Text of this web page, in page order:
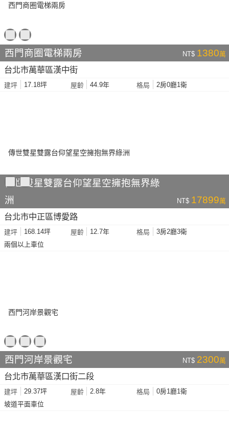
西門商圈電梯兩房 NT$ 1380萬
台北市萬華區漢中街
建坪 17.18坪 屋齡 44.9年 格局 2房0廳1衛
傳世雙星雙露台仰望星空擁抱無界綠
洲
NT$ 17899萬
台北市中正區博愛路
建坪 168.14坪 屋齡 12.7年 格局
3房2廳3衛
兩個以上車位
西門河岸景觀宅 NT$ 2300萬
台北市萬華區漢口街二段
建坪 29.37坪 屋齡 2.8年 格局
0房1廳1衛
坡道平面車位